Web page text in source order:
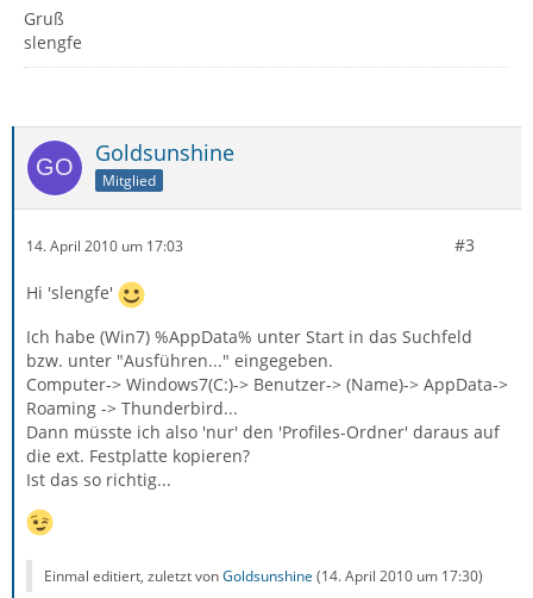
Gruß
slengfe
Goldsunshine
Mitglied
14. April 2010 um 17:03 #3
Hi 'slengfe'
Ich habe (Win7) %AppData% unter Start in das Suchfeld
bzw. unter "Ausführen..." eingegeben.
Computer-> Windows7(C:)-> Benutzer-> (Name)-> AppData->
Roaming -> Thunderbird...
Dann müsste ich also 'nur' den 'Profiles-Ordner' daraus auf
die ext. Festplatte kopieren?
Ist das so richtig...
Einmal editiert, zuletzt vonGoldsunshine (14. April 2010 um 17:30)